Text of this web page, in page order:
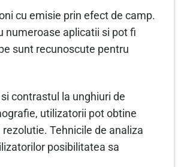
cu emisie prin efect de camp.
numeroase aplicatii si pot fi
sunt recunoscute pentru
contrastul la unghiuri de
utilizatorii pot obtine
Tehnicile de analiza
posibilitatea sa